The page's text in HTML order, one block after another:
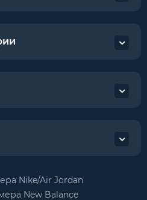
Nike/Air Jordan
New Balance